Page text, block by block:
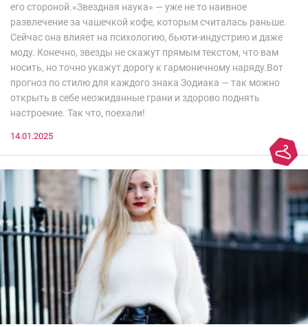
его стороной.«Звездная наука» — уже не то наивное
развлечение за чашечкой кофе, которым считалась раньше.
Сейчас она влияет на психологию, бьюти-индустрию и даже
моду. Конечно, звезды не скажут прямым текстом, что вам
носить, но точно укажут дорогу к гармоничному наряду.Вот
прогноз по стилю для каждого знака Зодиака — так можно
открыть в себе неожиданные грани и здорово поднять
настроение. Так что, поехали!
14.01.2025